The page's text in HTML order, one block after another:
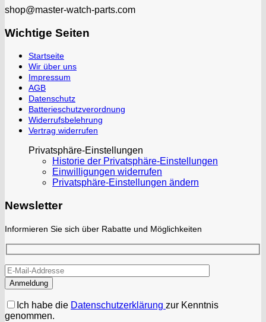
Peseux
RL „Ronda"
ST "Standard "
Tissot
Unitas
shop@master-watch-parts.com
Wichtige Seiten
Startseite
Wir über uns
Impressum
AGB
Datenschutz
Batterieschutzverordnung
Widerrufsbelehrung
Vertrag widerrufen
Privatsphäre-Einstellungen
Historie der Privatsphäre-Einstellungen
Einwilligungen widerrufen
Privatsphäre-Einstellungen ändern
Newsletter
Informieren Sie sich über Rabatte und Möglichkeiten
Ich habe die Datenschutzerklärung zur Kenntnis
genommen.